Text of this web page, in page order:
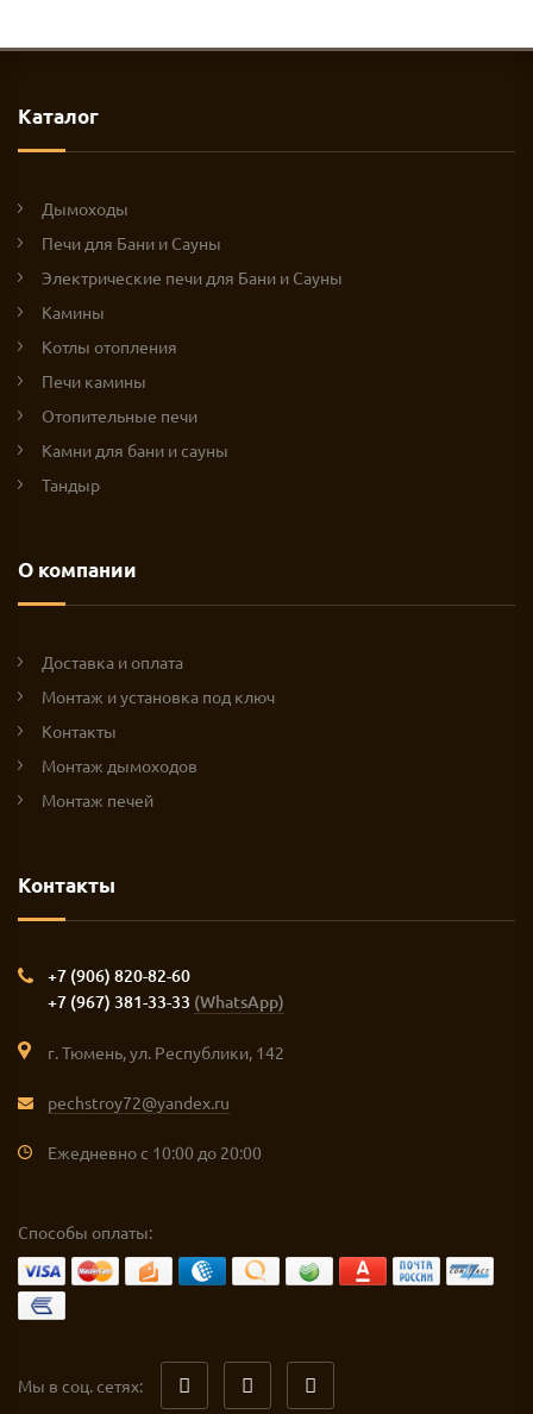
Каталог
Дымоходы
Печи для Бани и Сауны
Электрические печи для Бани и Сауны
Камины
Котлы отопления
Печи камины
Отопительные печи
Камни для бани и сауны
Тандыр
О компании
Доставка и оплата
Монтаж и установка под ключ
Контакты
Монтаж дымоходов
Монтаж печей
Контакты
+7 (906) 820-82-60
+7 (967) 381-33-33 (WhatsApp)
г. Тюмень, ул. Республики, 142
pechstroy72@yandex.ru
Ежедневно с 10:00 до 20:00
Способы оплаты:
Мы в соц. сетях: